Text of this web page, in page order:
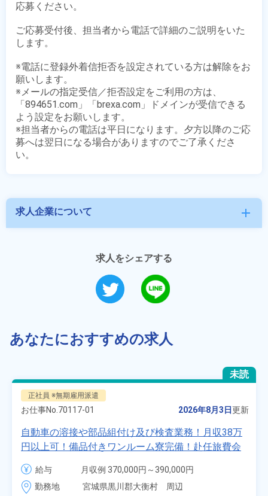
応募ください。
ご応募受付後、担当者から電話で詳細のご説明をいた
します。
※電話に登録外着信拒否を設定されている方は解除をお
願いします。
※メールの指定受信／拒否設定をご利用の方は、
「894651.com」「brexa.com」ドメインが受信できる
よう設定をお願いします。
※担当者からの電話は平日になります。夕方以降のご応
募へは翌日になる場合がありますのでご了承くださ
求人企業について add
求人をシェアする
あなたにおすすめの求人
未読
正社員 ※無期雇用派遣
お仕事No. 70117-01 2026年8月3日更新
自動車の溶接や部品組付け及び検査業務！月収38万
円以上可！備品付きワンルーム寮完備！赴任旅費会
社負担★人気の土日休み！昇給＆業績賞与あり！
車・バイク通勤可！無料駐車場あり！カップルでの
応募OK★《宮城県大衡村》
給与
月収例 370,000円～390,000円
時給 1,700円～1,700円
勤務地
宮城県黒川郡大衡村　周辺